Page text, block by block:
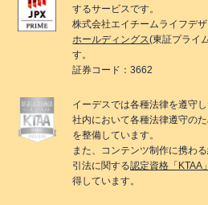
するサービスです。
株式会社エイチームライフデ
ホールディングス(東証プライ
す。
証券コード：3662
イーデスでは各種法律を遵守
社内において各種法律遵守の
を整備しています。
また、コンテンツ制作に携わ
引法に関する認定資格「KTAA」
得しています。